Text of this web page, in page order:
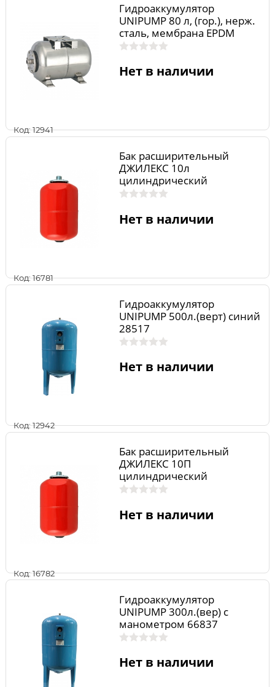
Код: 12941
Гидроаккумулятор
UNIPUMP 80 л, (гор.), нерж.
сталь, мембрана EPDM
21266
Нет в наличии
Код: 16781
Бак расширительный
ДЖИЛЕКС 10л
цилиндрический
Нет в наличии
Код: 12942
Гидроаккумулятор
UNIPUMP 500л.(верт) синий
28517
Нет в наличии
Код: 16782
Бак расширительный
ДЖИЛЕКС 10П
цилиндрический
(пластиковый фланец)
Нет в наличии
Гидроаккумулятор
UNIPUMP 300л.(вер) с
манометром 66837
Нет в наличии